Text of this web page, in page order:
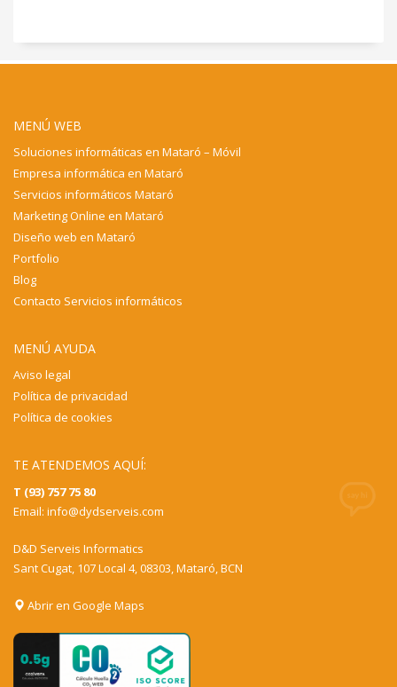
MENÚ WEB
Soluciones informáticas en Mataró – Móvil
Empresa informática en Mataró
Servicios informáticos Mataró
Marketing Online en Mataró
Diseño web en Mataró
Portfolio
Blog
Contacto Servicios informáticos
MENÚ AYUDA
Aviso legal
Política de privacidad
Política de cookies
TE ATENDEMOS AQUÍ:
T (93) 757 75 80
Email: info@dydserveis.com
D&D Serveis Informatics
Sant Cugat, 107 Local 4, 08303, Mataró, BCN
Abrir en Google Maps